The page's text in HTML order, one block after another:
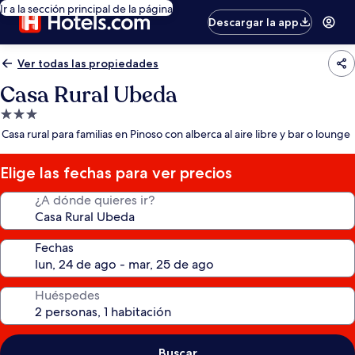
Ir a la sección principal de la página
Descargar la app
Ver todas las propiedades
Casa Rural Ubeda
Propiedad
de
estrellas
Casa rural para familias en Pinoso con alberca al aire libre y bar o lounge
Elige las fechas para ver precios
¿A dónde quieres ir?
Fechas
Huéspedes